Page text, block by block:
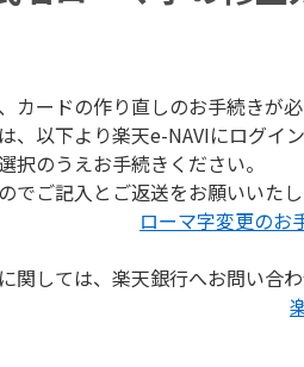
カードの作り直しのお手続きが必
、以下より楽天e-NAVIにログイ
択のうえお手続きください。
ご記入とご返送をお願いいたし
ローマ字変更のお
しては、楽天銀行へお問い合わ